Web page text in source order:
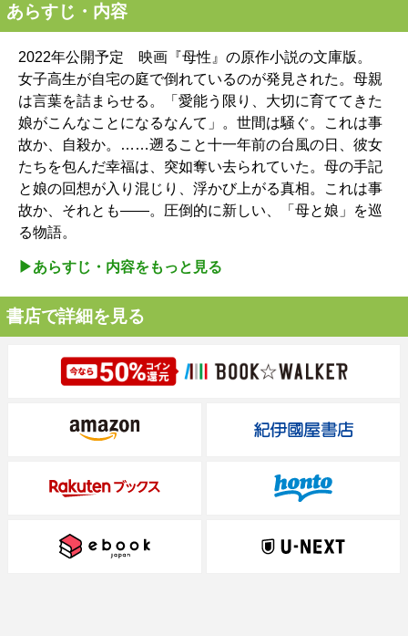
あらすじ・内容
2022年公開予定 映画『母性』の原作小説の文庫版。
女子高生が自宅の庭で倒れているのが発見された。母親
は言葉を詰まらせる。「愛能う限り、大切に育ててきた
娘がこんなことになるなんて」。世間は騒ぐ。これは事
故か、自殺か。……遡ること十一年前の台風の日、彼女
たちを包んだ幸福は、突如奪い去られていた。母の手記
と娘の回想が入り混じり、浮かび上がる真相。これは事
故か、それとも――。圧倒的に新しい、「母と娘」を巡
る物語。
▶︎あらすじ・内容をもっと見る
書店で詳細を見る